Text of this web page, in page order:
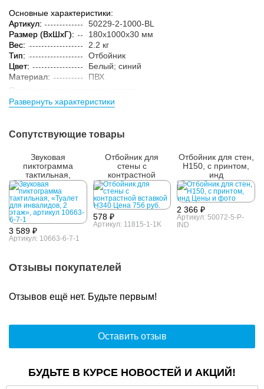
Основные характеристики:
Артикул:
50229-2-1000-BL
Размер (ВxШxГ):
180x1000x30 мм
Вес:
2.2 кг
Тип:
Отбойник
Цвет:
Белый; синий
Материал:
ПВХ
Параметры упакованного товара:
Размер (ВxШxГ):
185x1005x35 мм
упаковке:
Развернуть характеристики
Сопутствующие товары
Звуковая
пиктограмма
тактильная,
«Туалет для
инвалидов, 2 этаж»
3 589 ₽
Артикул: 10663-6-7-1
Отбойник для
стены с
контрастной
вставкой H340
578 ₽
Артикул: 11815-1-1K
Отбойник для стен,
H150, с принтом,
инд
2 366 ₽
Артикул: 50072-5-P-
IND
Отзывы покупателей
Отзывов ещё нет. Будьте первым!
Оставить отзыв
БУДЬТЕ В КУРСЕ НОВОСТЕЙ И АКЦИЙ!